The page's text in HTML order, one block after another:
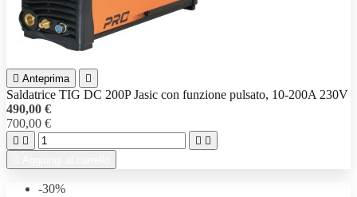
 Anteprima 
Saldatrice TIG DC 200P Jasic con funzione pulsato, 10-200A 230V
490,00 €
700,00 €
   
-30%